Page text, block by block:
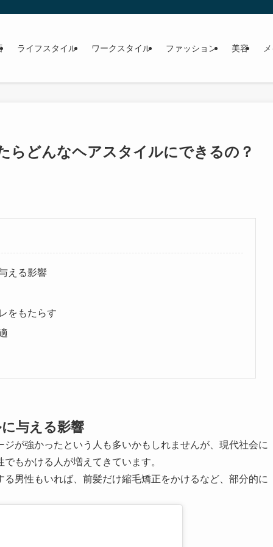
ライフスタイル ワークスタイル ファッション 美容
らどんなヘアスタイルにできるの？
える影響
をもたらす
与える影響
が強かったという人も多いかもしれませんが、現代社会に
もかける人が増えてきています。
男性もいれば、前髪だけ縮毛矯正をかけるなど、部分的に